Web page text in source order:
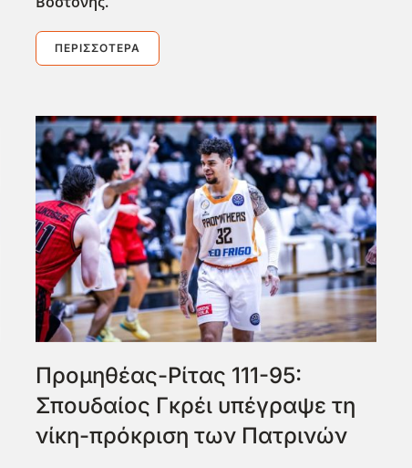
ΠΕΡΙΣΣΌΤΕΡΑ
Προμηθέας-Ρίτας 111-95:
Σπουδαίος Γκρέι υπέγραψε τη
νίκη-πρόκριση των Πατρινών